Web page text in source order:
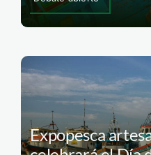
Expopesca